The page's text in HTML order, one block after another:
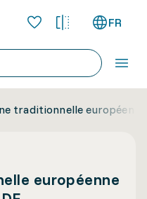
FR
traditionnelle
européenne